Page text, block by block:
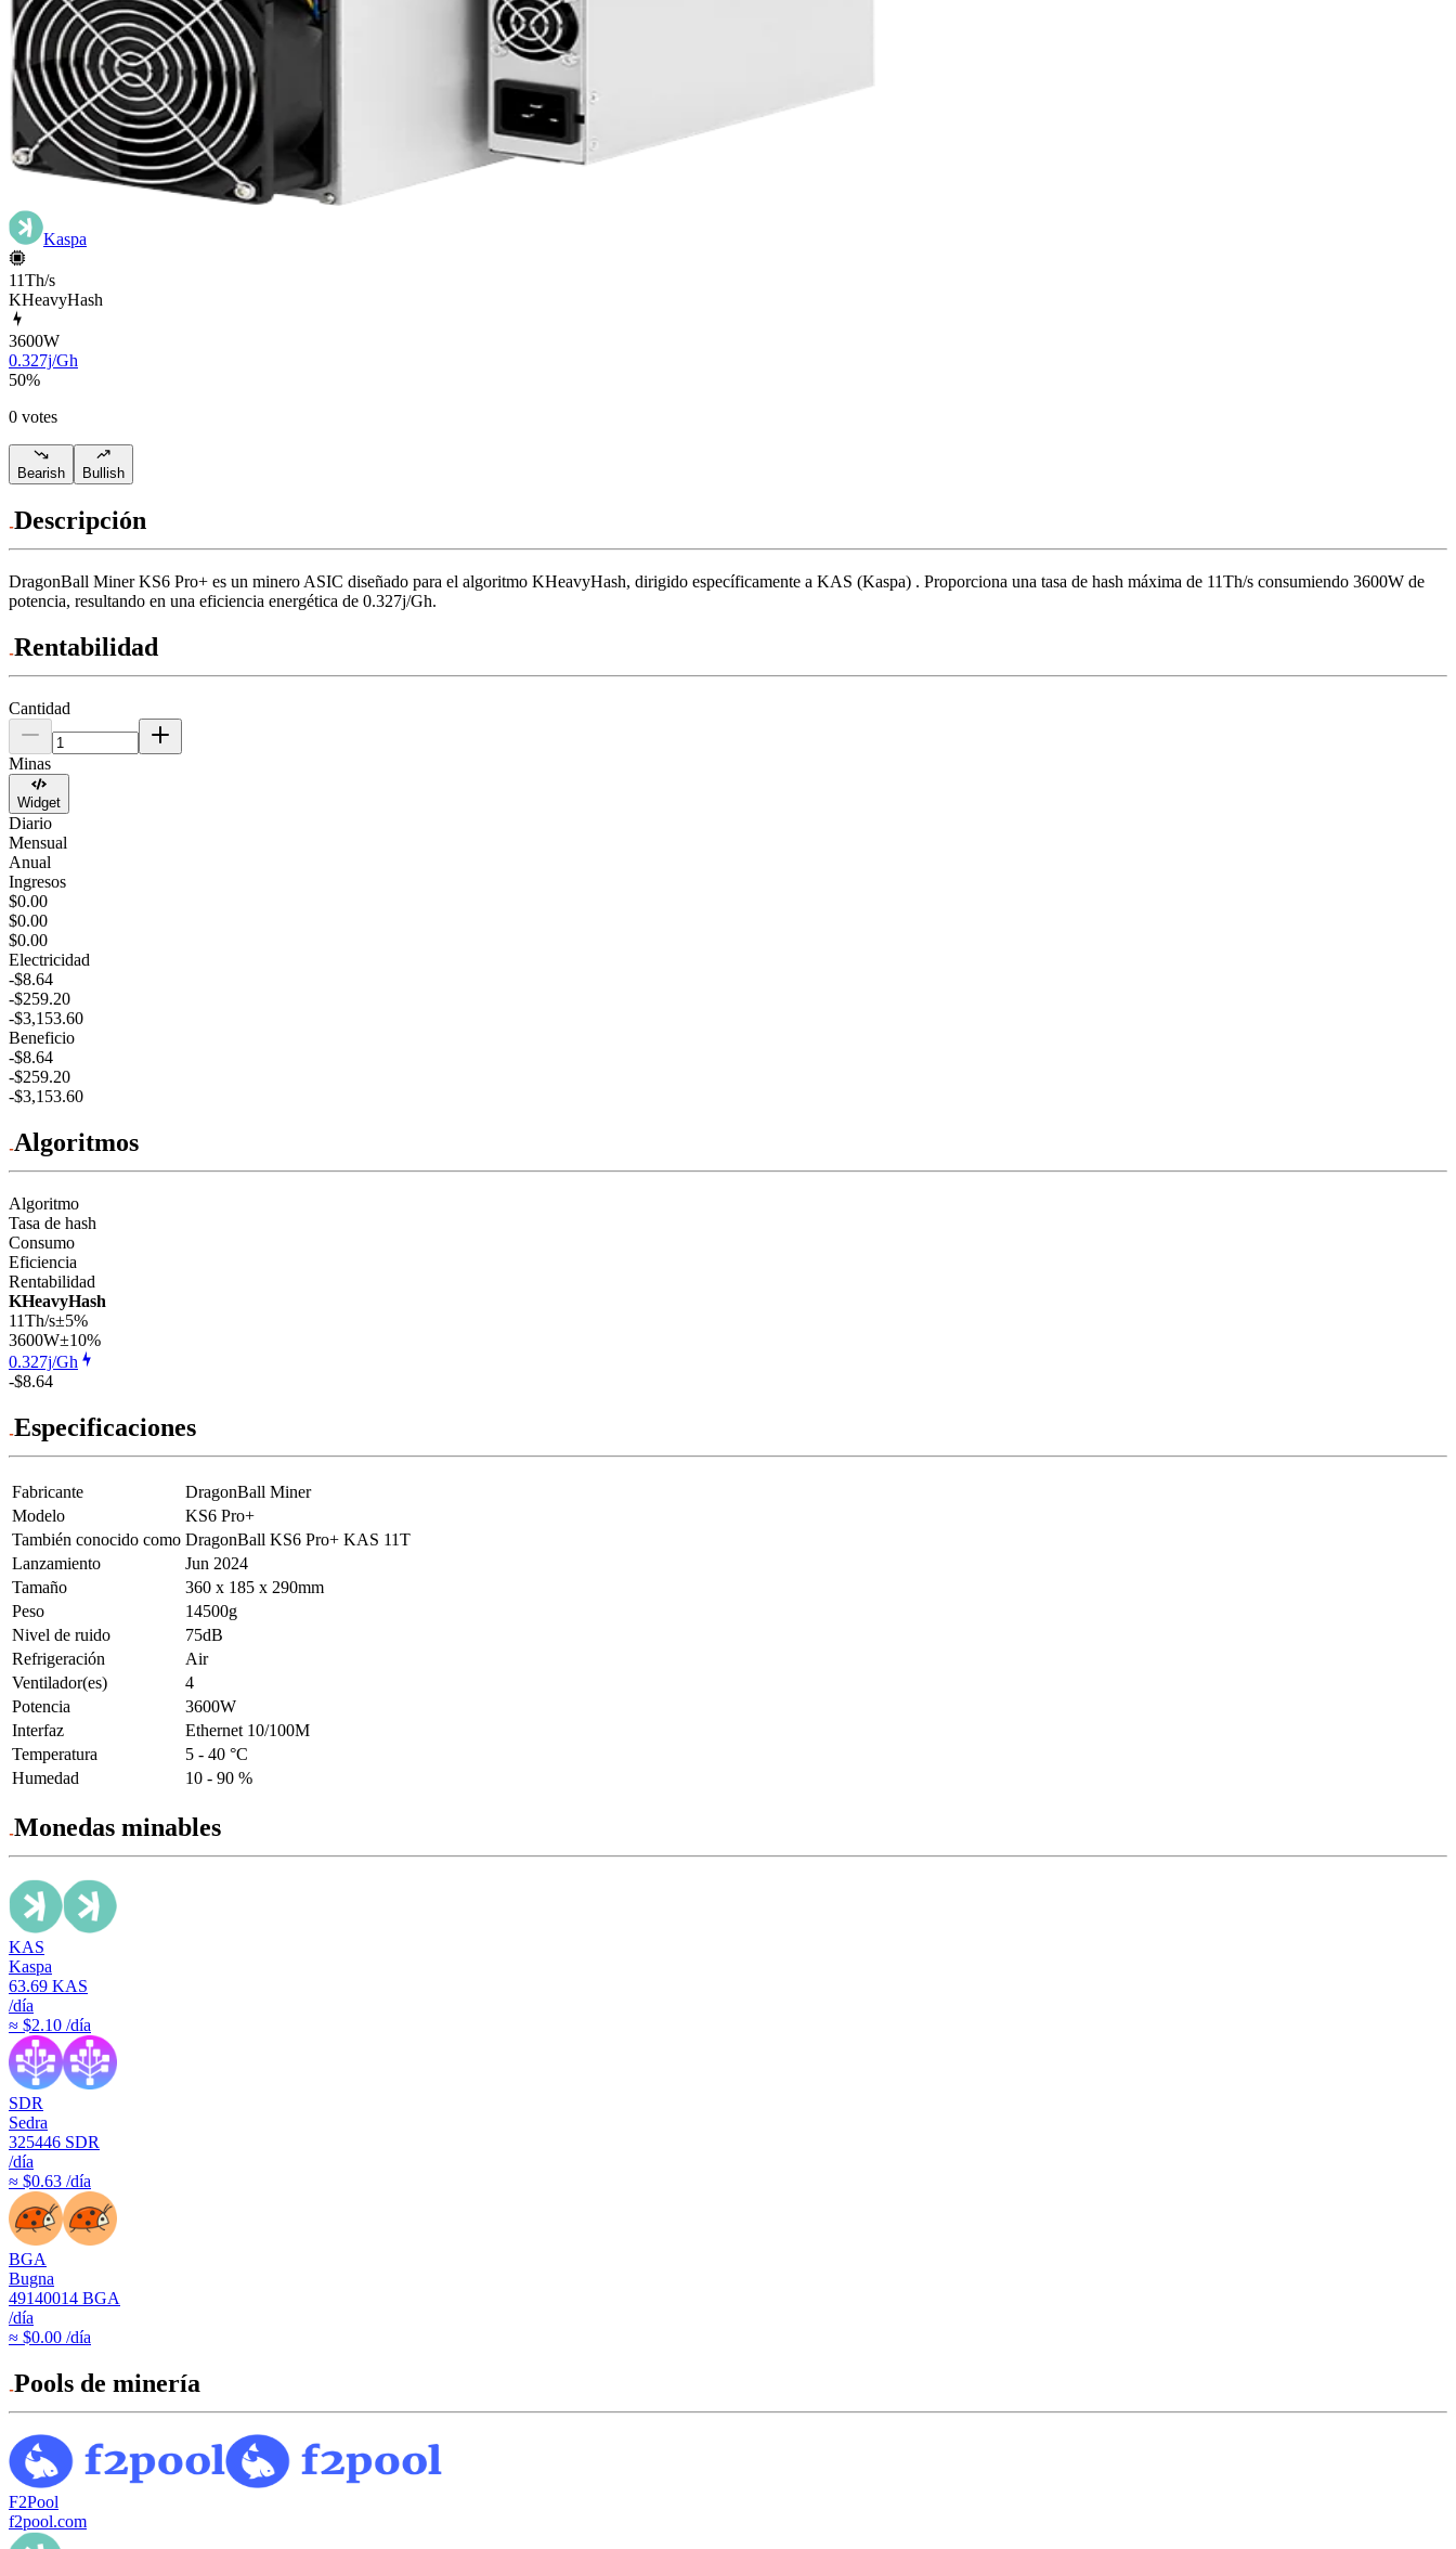
Kaspa
11Th/s
KHeavyHash
3600W
0.327j/Gh
50%
0 votes
Bearish Bullish
Descripción
DragonBall Miner KS6 Pro+ es un minero ASIC diseñado para el algoritmo KHeavyHash, dirigido específicamente a KAS (Kaspa) . Proporciona una tasa de hash máxima de 11Th/s consumiendo 3600W de
potencia, resultando en una eficiencia energética de 0.327j/Gh.
Rentabilidad
Cantidad
Minas
Widget
Diario
Mensual
Anual
Ingresos
$0.00
$0.00
$0.00
Electricidad
-$8.64
-$259.20
-$3,153.60
Beneficio
-$8.64
-$259.20
-$3,153.60
Algoritmos
Algoritmo
Tasa de hash
Consumo
Eficiencia
Rentabilidad
KHeavyHash
11Th/s±5%
3600W±10%
0.327j/Gh
-$8.64
Especificaciones
Fabricante
DragonBall Miner
Modelo
KS6 Pro+
También conocido como DragonBall KS6 Pro+ KAS 11T
Lanzamiento
Jun 2024
Tamaño
360 x 185 x 290mm
Peso
14500g
Nivel de ruido
75dB
Refrigeración
Air
Ventilador(es)
4
Potencia
3600W
Interfaz
Ethernet 10/100M
Temperatura
5 - 40 °C
Humedad
10 - 90 %
Monedas minables
KAS
Kaspa
63.69 KAS
/día
≈ $2.10 /día
SDR
Sedra
325446 SDR
/día
≈ $0.63 /día
BGA
Bugna
49140014 BGA
/día
≈ $0.00 /día
Pools de minería
F2Pool
f2pool.com